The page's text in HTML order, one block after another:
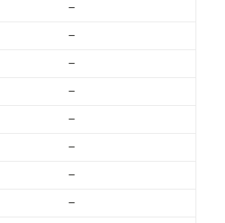
–
–
–
–
–
–
–
–